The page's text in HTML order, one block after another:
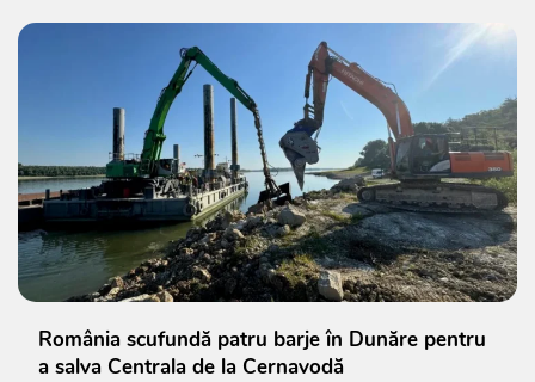
România scufundă patru barje în Dunăre pentru
a salva Centrala de la Cernavodă